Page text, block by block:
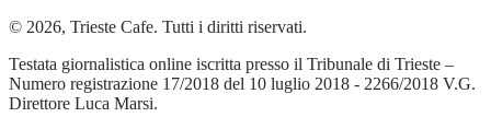
© 2026, Trieste Cafe. Tutti i diritti riservati.
Testata giornalistica online iscritta presso il Tribunale di Trieste –
Numero registrazione 17/2018 del 10 luglio 2018 - 2266/2018 V.G.
Direttore Luca Marsi.